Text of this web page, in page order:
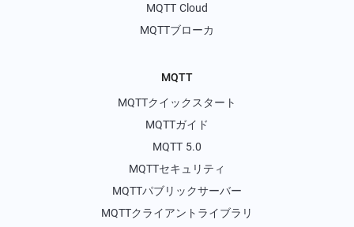
MQTT Cloud
MQTTブローカ
MQTT
MQTTクイックスタート
MQTTガイド
MQTT 5.0
MQTTセキュリティ
MQTTパブリックサーバー
MQTTクライアントライブラリ